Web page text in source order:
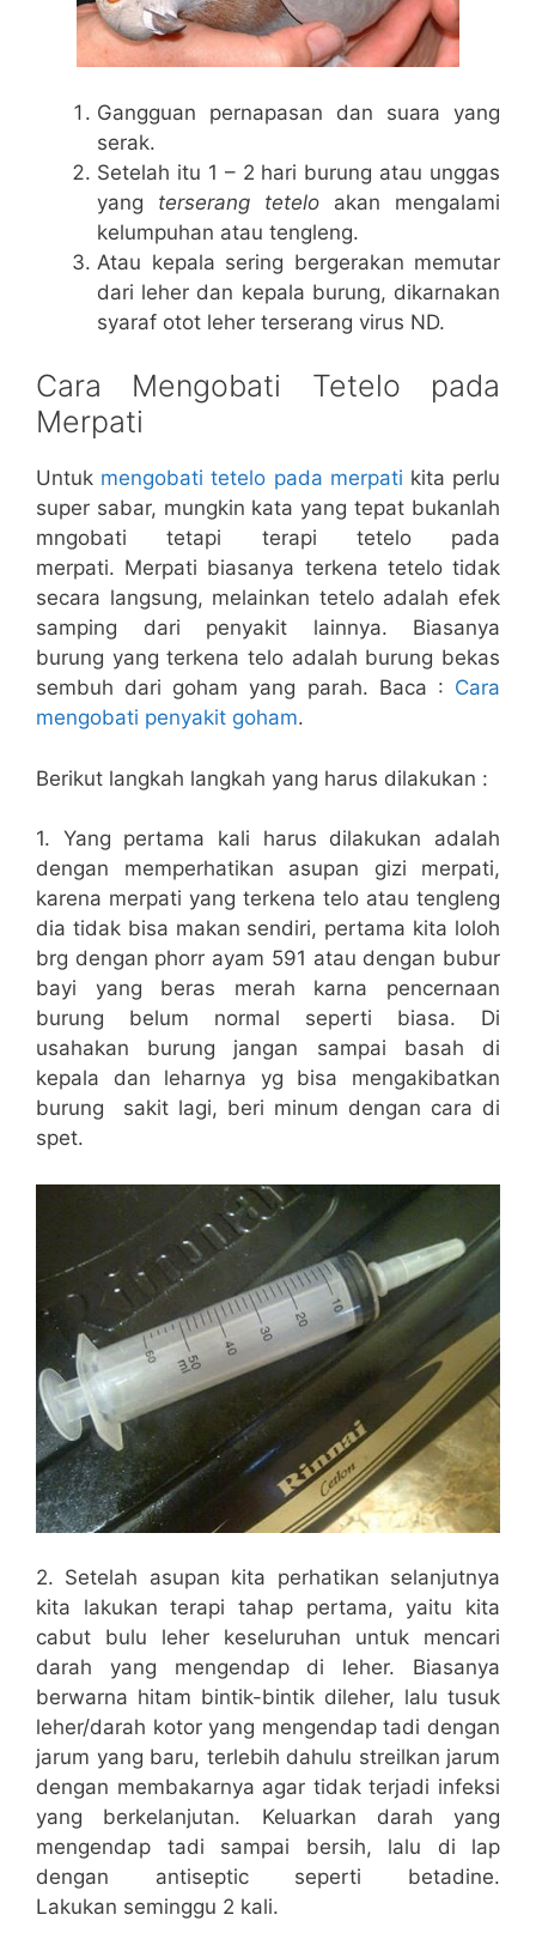
Gangguan pernapasan dan suara yang
serak.
Setelah itu 1 – 2 hari burung atau unggas
yang terserang tetelo akan mengalami
kelumpuhan atau tengleng.
Atau kepala sering bergerakan memutar
dari leher dan kepala burung, dikarnakan
syaraf otot leher terserang virus ND.
Cara Mengobati Tetelo pada
Merpati
Untuk mengobati tetelo pada merpati kita perlu
super sabar, mungkin kata yang tepat bukanlah
mngobati tetapi terapi tetelo pada
merpati. Merpati biasanya terkena tetelo tidak
secara langsung, melainkan tetelo adalah efek
samping dari penyakit lainnya. Biasanya
burung yang terkena telo adalah burung bekas
sembuh dari goham yang parah. Baca : Cara
mengobati penyakit goham.
Berikut langkah langkah yang harus dilakukan :
1. Yang pertama kali harus dilakukan adalah
dengan memperhatikan asupan gizi merpati,
karena merpati yang terkena telo atau tengleng
dia tidak bisa makan sendiri, pertama kita loloh
brg dengan phorr ayam 591 atau dengan bubur
bayi yang beras merah karna pencernaan
burung belum normal seperti biasa. Di
usahakan burung jangan sampai basah di
kepala dan leharnya yg bisa mengakibatkan
burung sakit lagi, beri minum dengan cara di
spet.
2. Setelah asupan kita perhatikan selanjutnya
kita lakukan terapi tahap pertama, yaitu kita
cabut bulu leher keseluruhan untuk mencari
darah yang mengendap di leher. Biasanya
berwarna hitam bintik-bintik dileher, lalu tusuk
leher/darah kotor yang mengendap tadi dengan
jarum yang baru, terlebih dahulu streilkan jarum
dengan membakarnya agar tidak terjadi infeksi
yang berkelanjutan. Keluarkan darah yang
mengendap tadi sampai bersih, lalu di lap
dengan antiseptic seperti betadine.
Lakukan seminggu 2 kali.